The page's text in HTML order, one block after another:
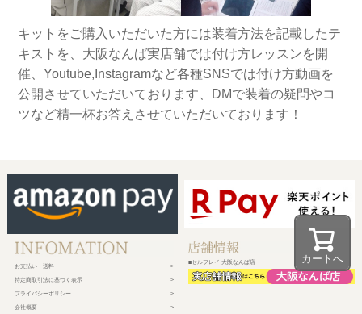
カートへ
キットをご購入いただいた方には装着方法を記載したテ
キストを、大阪なんば実店舗では付け方レッスンを開
催、Youtube,Instagramなど各種SNSでは付け方動画を
公開させていただいております、DMで装着の疑問やコ
ツなど精一杯お答えさせていただいております！
お支払い・送料
特定商取引法に基づく表示
プライバシーポリシー
会社概要
■セルフレイ 大阪なんば店